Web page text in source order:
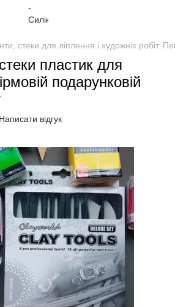
стеки для ліплення і художніх робіт.
пластик для
подарунковій
Написати відгук